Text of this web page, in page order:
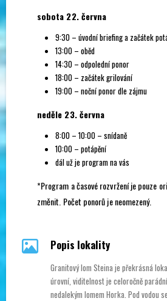
sobota 22. června
9:30 – úvodní briefing a začátek
13:00 – oběd
14:30 – odpolední ponor
18:00 – začátek grilování
19:00 – noční ponor dle zájmu
neděle 23. června
8:00 – 10:00 – snídaně
10:00 – potápění
dál už je program na vás
*Program a časové rozvržení je pouze
změnit. Počet ponorů je neomezený.
Popis lokality
Granitový lom Steina je překrásná
úrovní, viditelnost je celoročně
nedalekým lomem Horka. Pod vodou